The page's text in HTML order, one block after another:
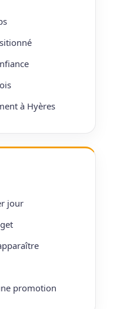
à Hyères
jour
promotion